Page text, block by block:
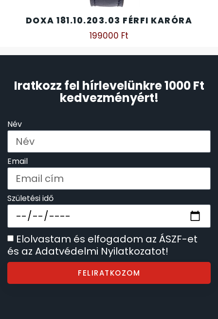
DOXA 181.10.203.03 FÉRFI KARÓRA
199000 Ft
Iratkozz fel hírlevelünkre 1000 Ft
kedvezményért!
Név
Email
Születési idő
Elolvastam és elfogadom az ÁSZF-et
és az Adatvédelmi Nyilatkozatot!
FELIRATKOZOM